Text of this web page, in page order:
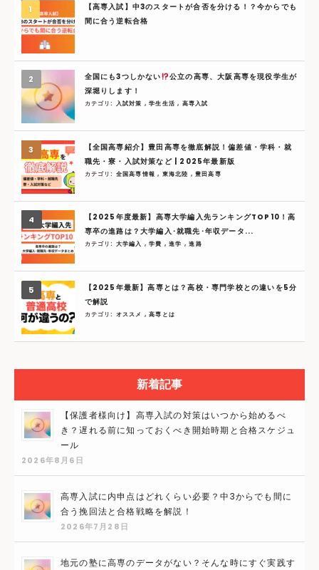
【高専入試】中3のスタートが合否を分ける！？今からでも
間に合う逆転合格
全国にも3つしかない
公立の高専、大阪高専を現役学生が
深堀りします！
カテゴリ: 入試対策 ,学生生活, 高専入試
【全国高専紹介】豊田高専を徹底解説！偏差値・学科・就
職先・寮・入試対策など | 2025年最新版
カテゴリ: 全国高専情報, 東海北陸 ,豊田高専
【2025年度最新】高専大学編入先ランキングTOP10！高
専卒の進路は？大学編入･就職先･年収データ...
カテゴリ: 大学編入 ,学費 ,進学 ,進路
【2025年最新】高専とは？高校・専門学校との違いを5分
で解説
カテゴリ: オススメ ,高専とは
新着記事
【保護者様向け】高専入試の対策はいつから始めるべ
き？遅れる前に知っておくべき開始時期と合格スケジュ
ール
2026年8月6日
高専入試に内申点はどれくらい必要？中3からでも間に
合う挽回法と合格戦略を解説！
2026年7月28日
地元の塾に高専のデータがない？そんな時にすぐ実践す